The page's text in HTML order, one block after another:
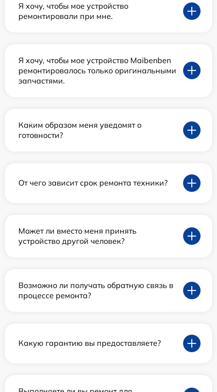
Я хочу, чтобы мое устройство
ремонтировали при мне.
Я хочу, чтобы мое устройство Maibenben
ремонтировалось только оригинальными
запчастями.
Каким образом меня уведомят о
готовности?
От чего зависит срок ремонта техники?
Может ли вместо меня принять
устройство другой человек?
Возможно ли получать обратную связь в
процессе ремонта?
Какую гарантию вы предоставляете?